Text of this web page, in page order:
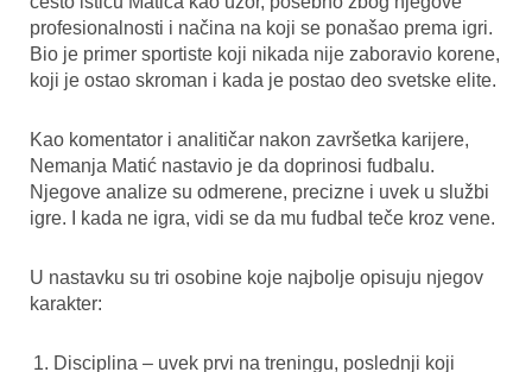
profesionalnosti i načina na koji se ponašao prema igri.
Bio je primer sportiste koji nikada nije zaboravio korene,
koji je ostao skroman i kada je postao deo svetske elite.
Kao komentator i analitičar nakon završetka karijere,
Nemanja Matić nastavio je da doprinosi fudbalu.
Njegove analize su odmerene, precizne i uvek u službi
igre. I kada ne igra, vidi se da mu fudbal teče kroz vene.
U nastavku su tri osobine koje najbolje opisuju njegov
karakter:
Disciplina – uvek prvi na treningu, poslednji koji